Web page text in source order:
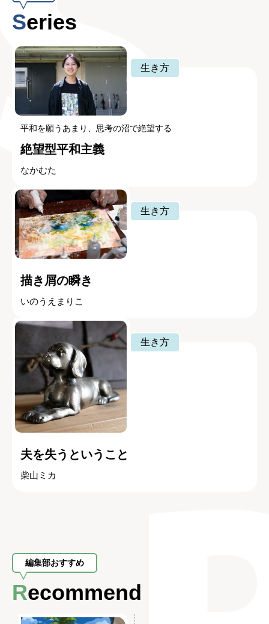
Series
生き方
平和を願うあまり、思考の沼で絶望する
絶望型平和主義
なかむた
生き方
描き屑の瞬き
いのうえまりこ
生き方
夫を失うということ
柴山ミカ
編集部おすすめ
Recommend